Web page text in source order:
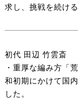
求し、挑戦を続ける
初代 田辺 竹雲斎
・重厚な編み方「
和初期にかけて国
した。